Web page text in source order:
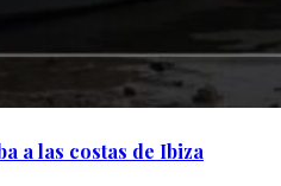
a las costas de Ibiza